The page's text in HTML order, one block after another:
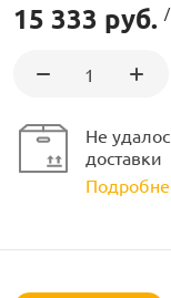
15 333 руб.
Не
доставки